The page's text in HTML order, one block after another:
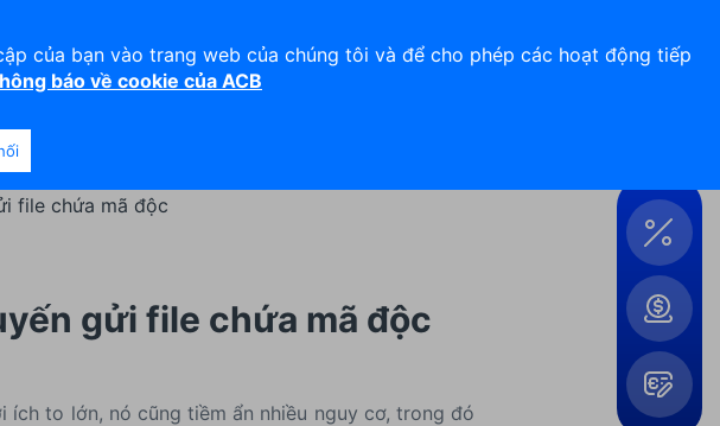
file chứa mã độc
gửi file chứa mã độc
to lớn, nó cũng tiềm ẩn nhiều nguy cơ, trong đó
Tiện
ích
của bạn vào trang web của chúng tôi và để cho phép các hoạt động tiếp
báo về cookie của ACB